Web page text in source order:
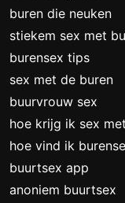
buren die neuken
stiekem sex met
burensex tips
sex met de buren
buurvrouw sex
hoe krijg ik sex
hoe vind ik
buurtsex app
anoniem buurtsex